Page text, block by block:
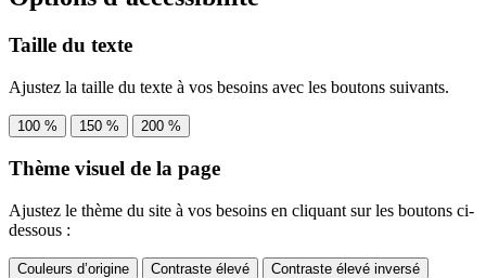
Taille du texte
Ajustez la taille du texte à vos besoins avec les boutons suivants.
100 % 150 % 200 %
Thème visuel de la page
Ajustez le thème du site à vos besoins en cliquant sur les boutons ci-
dessous :
Couleurs d’origine Contraste élevé Contraste élevé inversé